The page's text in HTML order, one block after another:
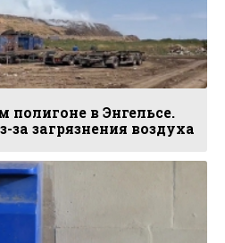
в Энгельсе.
за загрязнения воздуха